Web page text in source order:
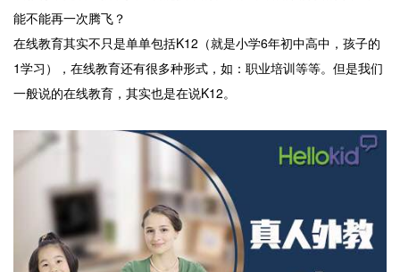
能不能再一次腾飞？
在线教育其实不只是单单包括K12（就是小学6年初中高中，孩子的
1学习），在线教育还有很多种形式，如：职业培训等等。但是我们
一般说的在线教育，其实也是在说K12。